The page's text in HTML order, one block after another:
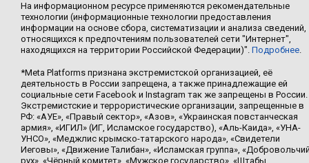
На информационном ресурсе применяются рекомендательные
технологии (информационные технологии предоставления
информации на основе сбора, систематизации и анализа сведений,
относящихся к предпочтениям пользователей сети "Интернет",
находящихся на территории Российской Федерации)". Подробнее.
*Meta Platforms признана экстремистской организацией, её
деятельность в России запрещена, а также принадлежащие ей
социальные сети Facebook и Instagram так же запрещены в России.
Экстремистские и террористические организации, запрещенные в
РФ: «АУЕ», «Правый сектор», «Азов», «Украинская повстанческая
армия», «ИГИЛ» (ИГ, Исламское государство), «Аль-Каида», «УНА-
УНСО», «Меджлис крымско-татарского народа», «Свидетели
Иеговы», «Движение Талибан», «Исламская группа»,
рух», «Чёрный комитет», «Мужское государство», «Штабы